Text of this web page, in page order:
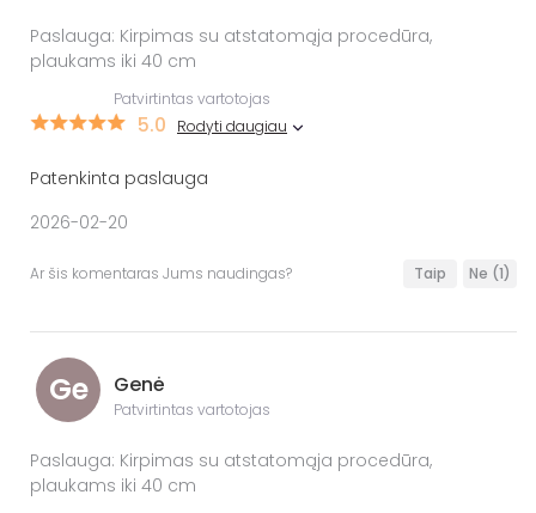
Paslauga: Kirpimas su atstatomąja procedūra,
plaukams iki 40 cm
Patvirtintas vartotojas
5.0 Rodyti daugiau
Patenkinta paslauga
2026-02-20
Ar šis komentaras Jums naudingas? Taip Ne (1)
Ge Genė
Patvirtintas vartotojas
Paslauga: Kirpimas su atstatomąja procedūra,
plaukams iki 40 cm